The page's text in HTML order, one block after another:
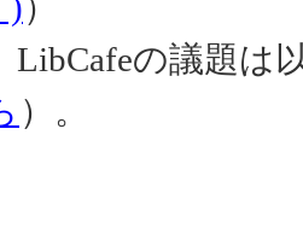
の議題は
）。